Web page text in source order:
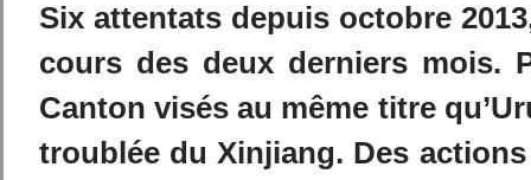
Six attentats depuis octobre
cours des deux derniers mois.
Canton visés au même titre
troublée du Xinjiang. Des